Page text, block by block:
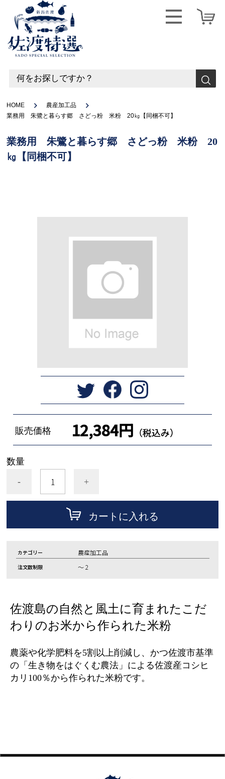
HOME
農産加工品
業務用 朱鷺と暮らす郷 さどっ粉 米粉 20㎏【同梱不可】
業務用 朱鷺と暮らす郷 さどっ粉 米粉 20
㎏【同梱不可】
販売価格 12,384円 （税込み）
数量
-
+
カートに入れる
カテゴリー 農産加工品
注文数制限 ～ 2
佐渡島の自然と風土に育まれたこだ
わりのお米から作られた米粉
農薬や化学肥料を5割以上削減し、かつ佐渡市基準
の「生き物をはぐくむ農法」による佐渡産コシヒ
カリ100％から作られた米粉です。